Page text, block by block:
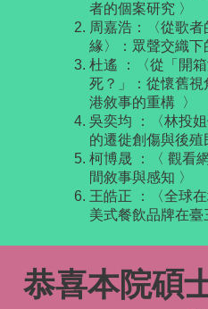
者的個案研究 〉
周嘉浩：〈從歌
緣〉：眾聲交織下
杜遙 ：〈從「開
死？」：從懷舊視
港敘事的重構 〉
吳奕均 ：〈林投
的遷徙創傷與後殖
柯博晟 ：〈 觀看
間敘事與感知 〉
王皓正 ：〈全球
美式餐飲品牌在
恭喜本院碩